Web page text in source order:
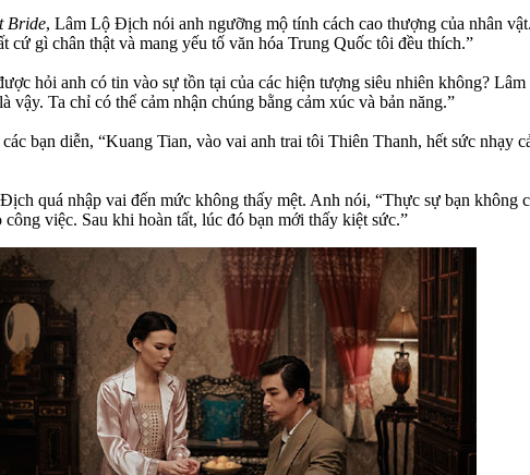
Bride, Lâm Lộ Địch nói anh ngưỡng mộ tính cách cao thượng của nhân
gì chân thật và mang yếu tố văn hóa Trung Quốc tôi đều thích.”
hỏi anh có tin vào sự tồn tại của các hiện tượng siêu nhiên không?
Ta chỉ có thể cảm nhận chúng bằng cảm xúc và bản năng.”
bạn diễn, “Kuang Tian, vào vai anh trai tôi Thiên Thanh, hết sức nhạy
quá nhập vai đến mức không thấy mệt. Anh nói, “Thực sự bạn không
việc. Sau khi hoàn tất, lúc đó bạn mới thấy kiệt sức.”